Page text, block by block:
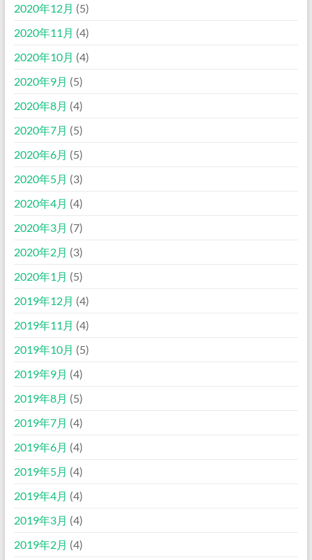
2020年12月 (5)
2020年11月 (4)
2020年10月 (4)
2020年9月 (5)
2020年8月 (4)
2020年7月 (5)
2020年6月 (5)
2020年5月 (3)
2020年4月 (4)
2020年3月 (7)
2020年2月 (3)
2020年1月 (5)
2019年12月 (4)
2019年11月 (4)
2019年10月 (5)
2019年9月 (4)
2019年8月 (5)
2019年7月 (4)
2019年6月 (4)
2019年5月 (4)
2019年4月 (4)
2019年3月 (4)
2019年2月 (4)